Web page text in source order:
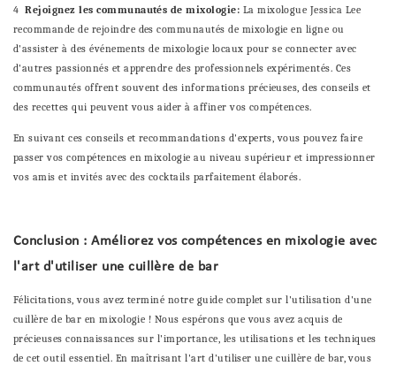
4 Rejoignez les communautés de mixologie: La mixologue Jessica Lee
recommande de rejoindre des communautés de mixologie en ligne ou
d'assister à des événements de mixologie locaux pour se connecter avec
d'autres passionnés et apprendre des professionnels expérimentés. Ces
communautés offrent souvent des informations précieuses, des conseils et
des recettes qui peuvent vous aider à affiner vos compétences.
En suivant ces conseils et recommandations d'experts, vous pouvez faire
passer vos compétences en mixologie au niveau supérieur et impressionner
vos amis et invités avec des cocktails parfaitement élaborés.
Conclusion : Améliorez vos compétences en mixologie avec
l'art d'utiliser une cuillère de bar
Félicitations, vous avez terminé notre guide complet sur l'utilisation d'une
cuillère de bar en mixologie ! Nous espérons que vous avez acquis de
précieuses connaissances sur l'importance, les utilisations et les techniques
de cet outil essentiel. En maîtrisant l'art d'utiliser une cuillère de bar, vous